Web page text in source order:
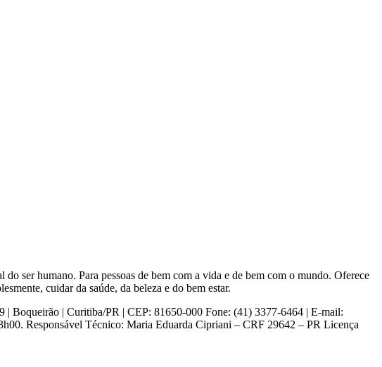
ser humano. Para pessoas de bem com a vida e de bem com o mundo. Oferece
cuidar da saúde, da beleza e do bem estar.
| Curitiba/PR | CEP: 81650-000 Fone: (41) 3377-6464 | E-mail:
Responsável Técnico: Maria Eduarda Cipriani – CRF 29642 – PR Licença